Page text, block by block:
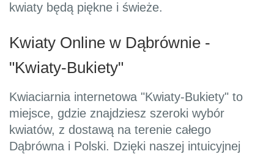
kwiaty będą piękne i świeże.
Kwiaty Online w Dąbrównie -
"Kwiaty-Bukiety"
Kwiaciarnia internetowa "Kwiaty-Bukiety" to
miejsce, gdzie znajdziesz szeroki wybór
kwiatów, z dostawą na terenie całego
Dąbrówna i Polski. Dzięki naszej intuicyjnej